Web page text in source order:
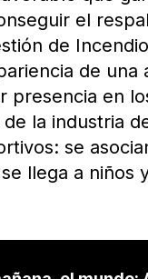
el
de
de una
presencia en
la industria
se
llega a niños